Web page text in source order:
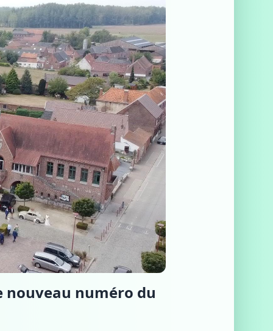
nouveau numéro du